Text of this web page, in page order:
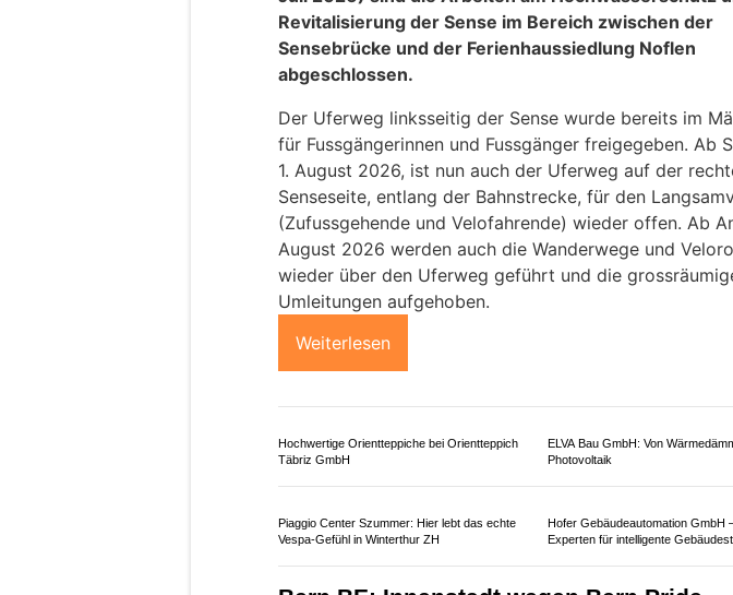
MDL Events Laser Dream Lüscher:
Atemberaubende Lasershows für besondere
Anlässe
Alles für Sportschützen:
Mägenwil AG & Zwingen BL
Laupen BE: Uferwege an der Sense nach
dreijähriger Bauzeit wieder vollständig